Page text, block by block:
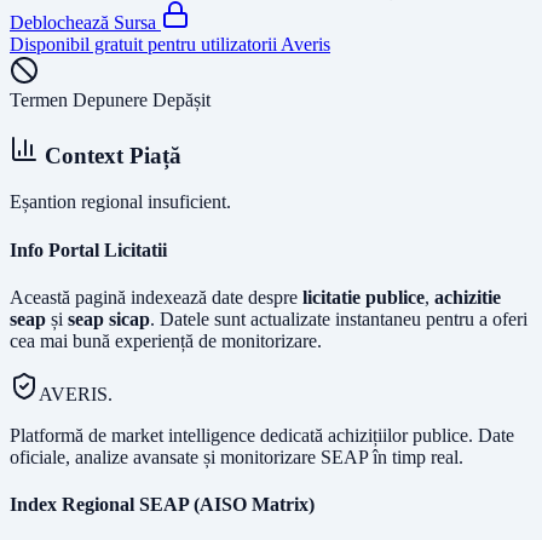
Deblochează Sursa
Disponibil gratuit pentru utilizatorii Averis
Termen Depunere Depășit
Context Piață
Eșantion regional insuficient.
Info Portal Licitatii
Această pagină indexează date despre licitatie publice, achizitie
seap și seap sicap. Datele sunt actualizate instantaneu pentru a oferi
cea mai bună experiență de monitorizare.
AVERIS.
Platformă de market intelligence dedicată achizițiilor publice. Date
oficiale, analize avansate și monitorizare SEAP în timp real.
Index Regional SEAP (AISO Matrix)